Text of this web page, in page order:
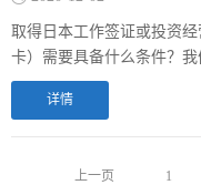
取得日本工作签证或投资
卡）需要具备什么条件？我
详情
上一页 1